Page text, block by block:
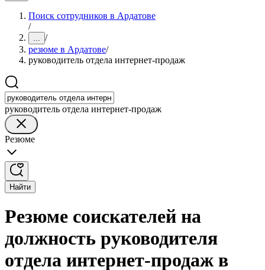
Поиск сотрудников в Ардатове
/
... /
резюме в Ардатове/
руководитель отдела интернет-продаж
руководитель отдела интернет-продаж
Резюме
Найти
Резюме соискателей на
должность руководителя
отдела интернет-продаж в